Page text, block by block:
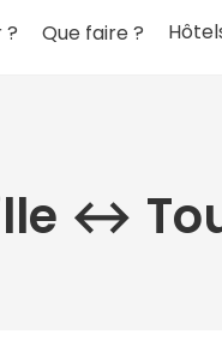
? Que faire ?
↔︎